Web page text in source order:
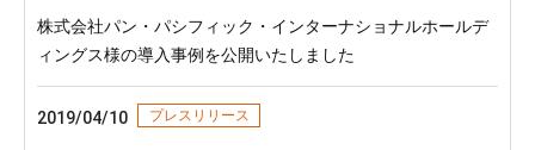
株式会社パン・パシフィック・インターナショナルホールデ
ィングス様の導入事例を公開いたしました
2019/04/10 プレスリリース